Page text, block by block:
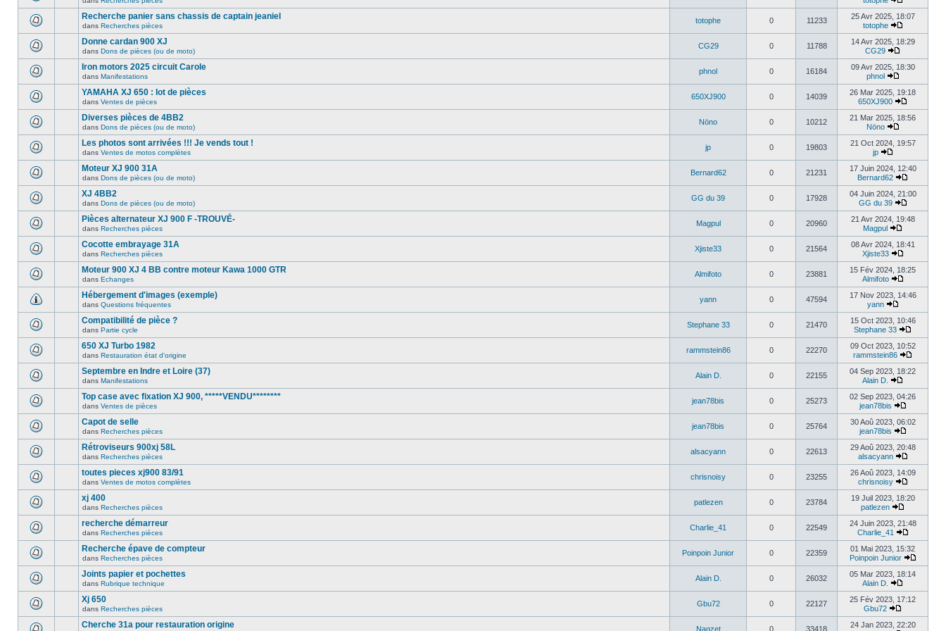
Recherche panier sans chassis de captain jeaniel
dans Recherches pièces
totophe 0 11233
25 Avr 2025, 18:07
totophe
Donne cardan 900 XJ
dans Dons de pièces (ou de moto)
CG29 0 11788
14 Avr 2025, 18:29
CG29
Iron motors 2025 circuit Carole
dans Manifestations
phnol 0 16184
09 Avr 2025, 18:30
phnol
YAMAHA XJ 650 : lot de pièces
dans Ventes de pièces
650XJ900 0 14039
26 Mar 2025, 19:18
650XJ900
Diverses pièces de 4BB2
dans Dons de pièces (ou de moto)
Nöno 0 10212
21 Mar 2025, 18:56
Nöno
Les photos sont arrivées !!! Je vends tout !
dans Ventes de motos complètes
jp 0 19803
21 Oct 2024, 19:57
jp
Moteur XJ 900 31A
dans Dons de pièces (ou de moto)
Bernard62 0 21231
17 Juin 2024, 12:40
Bernard62
XJ 4BB2
dans Dons de pièces (ou de moto)
GG du 39 0 17928
04 Juin 2024, 21:00
GG du 39
Pièces alternateur XJ 900 F -TROUVÉ-
dans Recherches pièces
Magpul 0 20960
21 Avr 2024, 19:48
Magpul
Cocotte embrayage 31A
dans Recherches pièces
Xjiste33 0 21564
08 Avr 2024, 18:41
Xjiste33
Moteur 900 XJ 4 BB contre moteur Kawa 1000 GTR
dans Echanges
Almifoto 0 23881
15 Fév 2024, 18:25
Almifoto
Hébergement d'images (exemple)
dans Questions fréquentes
yann 0 47594
17 Nov 2023, 14:46
yann
Compatibilité de pièce ?
dans Partie cycle
Stephane 33 0 21470
15 Oct 2023, 10:46
Stephane 33
650 XJ Turbo 1982
dans Restauration état d'origine
rammstein86 0 22270
09 Oct 2023, 10:52
rammstein86
Septembre en Indre et Loire (37)
dans Manifestations
Alain D. 0 22155
04 Sep 2023, 18:22
Alain D.
Top case avec fixation XJ 900, *****VENDU********
dans Ventes de pièces
jean78bis 0 25273
02 Sep 2023, 04:26
jean78bis
Capot de selle
dans Recherches pièces
jean78bis 0 25764
30 Aoû 2023, 06:02
jean78bis
Rétroviseurs 900xj 58L
dans Recherches pièces
alsacyann 0 22613
29 Aoû 2023, 20:48
alsacyann
toutes pieces xj900 83/91
dans Ventes de motos complètes
chrisnoisy 0 23255
26 Aoû 2023, 14:09
chrisnoisy
xj 400
dans Recherches pièces
patlezen 0 23784
19 Juil 2023, 18:20
patlezen
recherche démarreur
dans Recherches pièces
Charlie_41 0 22549
24 Juin 2023, 21:48
Charlie_41
Recherche épave de compteur
dans Recherches pièces
Poinpoin Junior 0 22359
01 Mai 2023, 15:32
Poinpoin Junior
Joints papier et pochettes
dans Rubrique technique
Alain D. 0 26032
05 Mar 2023, 18:14
Alain D.
Xj 650
dans Recherches pièces
Gbu72 0 22127
25 Fév 2023, 17:12
Gbu72
Cherche 31a pour restauration origine Nagzet 0 33418
24 Jan 2023, 22:20